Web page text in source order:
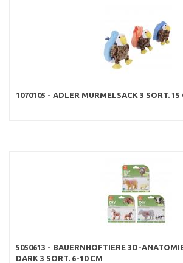
1070105 - ADLER MURMELSACK 3 SORT. 15
5050613 - BAUERNHOFTIERE 3D-
DARK 3 SORT. 6-10 CM